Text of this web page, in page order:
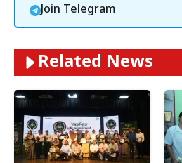
Join Telegram
Related News